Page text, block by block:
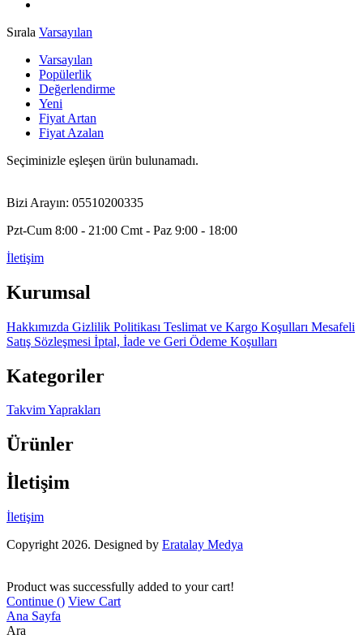
Sırala Varsayılan
Varsayılan
Popülerlik
Değerlendirme
Yeni
Fiyat Artan
Fiyat Azalan
Seçiminizle eşleşen ürün bulunamadı.
Bizi Arayın: 05510200335
Pzt-Cum 8:00 - 21:00 Cmt - Paz 9:00 - 18:00
İletişim
Kurumsal
Hakkımızda Gizlilik Politikası Teslimat ve Kargo Koşulları Mesafeli
Satış Sözleşmesi İptal, İade ve Geri Ödeme Koşulları
Kategoriler
Takvim Yaprakları
Ürünler
İletişim
İletişim
Copyright 2026. Designed by Eratalay Medya
Product was successfully added to your cart!
Continue () View Cart
Ana Sayfa
Ara